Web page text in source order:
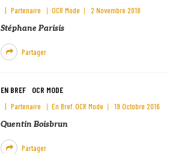
Partenaire OCR Mode
2 Novembre 2016
Stéphane Parisis
Partager
EN BREF OCR MODE
Partenaire En Bref OCR Mode
19 Octobre 2016
Quentin Boisbrun
Partager